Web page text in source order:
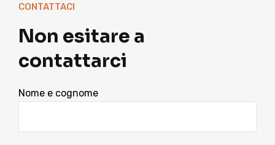
CONTATTACI
Non esitare a
contattarci
Nome e cognome